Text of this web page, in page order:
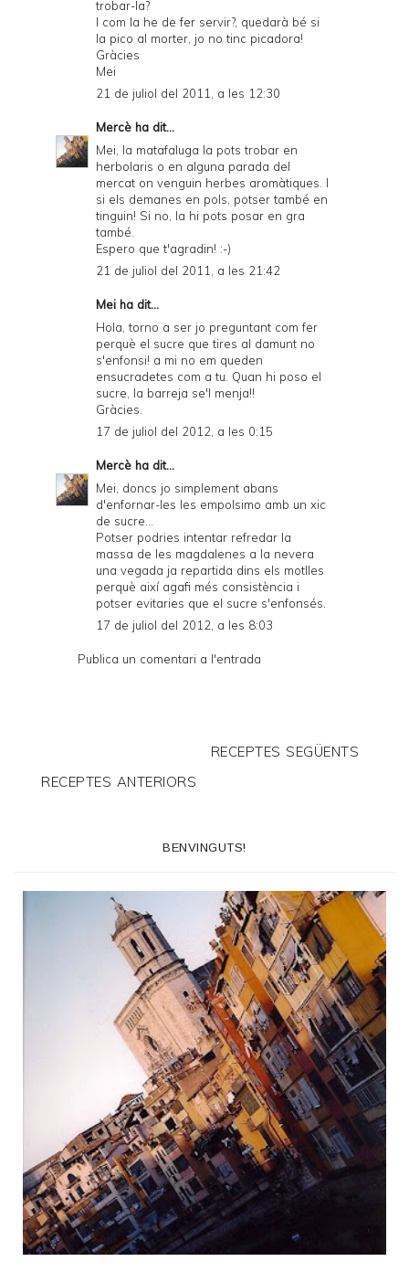
trobar-la?
I com la he de fer servir?, quedarà bé si
la pico al morter, jo no tinc picadora!
Gràcies
Mei
21 de juliol del 2011, a les 12:30
Mercè ha dit...
Mei, la matafaluga la pots trobar en
herbolaris o en alguna parada del
mercat on venguin herbes aromàtiques. I
si els demanes en pols, potser també en
tinguin! Si no, la hi pots posar en gra
també.
Espero que t'agradin! :-)
21 de juliol del 2011, a les 21:42
Mei ha dit...
Hola, torno a ser jo preguntant com fer
perquè el sucre que tires al damunt no
s'enfonsi! a mi no em queden
ensucradetes com a tu. Quan hi poso el
sucre, la barreja se'l menja!!
Gràcies.
17 de juliol del 2012, a les 0:15
Mercè ha dit...
Mei, doncs jo simplement abans
d'enfornar-les les empolsimo amb un xic
de sucre...
Potser podries intentar refredar la
massa de les magdalenes a la nevera
una vegada ja repartida dins els motlles
perquè així agafi més consistència i
potser evitaries que el sucre s'enfonsés.
17 de juliol del 2012, a les 8:03
Publica un comentari a l'entrada
RECEPTES SEGÜENTS
RECEPTES ANTERIORS
BENVINGUTS!